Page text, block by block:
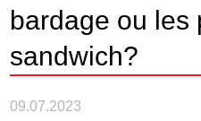
bardage ou les
sandwich?
09.07.2023